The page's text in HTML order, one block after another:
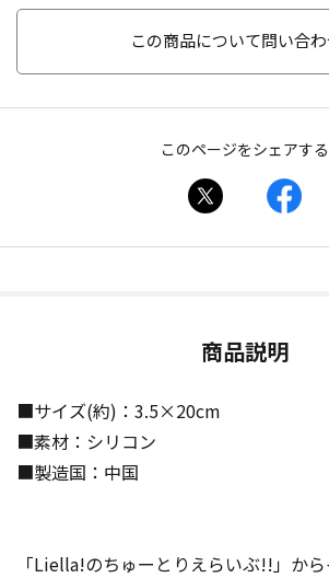
この商品について問い合
このページをシェアする
商品説明
■サイズ(約)：3.5×20cm
■素材：シリコン
■製造国：中国
「Liella!のちゅーとりえらいぶ!!」か